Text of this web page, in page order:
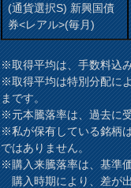
(通貨選択S) 新興国債
券<レアル>(毎月)
※取得平均は、手数料込
※取得平均は特別分配に
まです。
※元本騰落率は、過去に
※私が保有している銘柄
ではありません。
※購入来騰落率は、基準
購入時期により、差が